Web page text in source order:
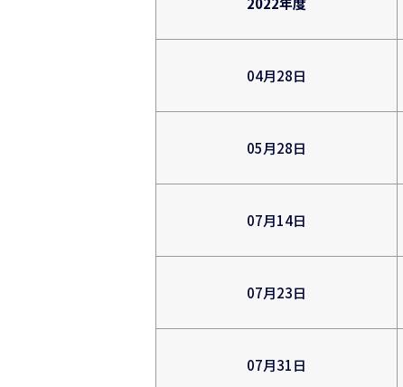
04月28日
05月28日
07月14日
07月23日
07月31日